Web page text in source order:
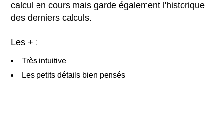
calcul en cours mais garde également l'historique
des derniers calculs.
Les + :
Très intuitive
Les petits détails bien pensés